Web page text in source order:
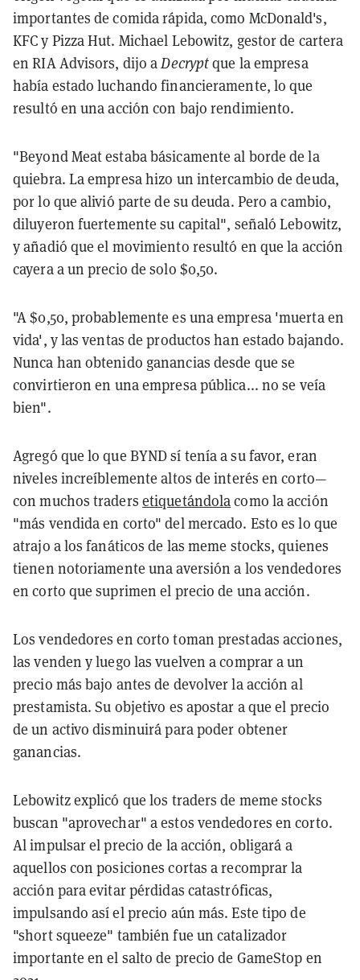
importantes de comida rápida, como McDonald's,
KFC y Pizza Hut. Michael Lebowitz, gestor de cartera
en RIA Advisors, dijo aDecryptque la empresa
había estado luchando financieramente, lo que
resultó en una acción con bajo rendimiento.
"Beyond Meat estaba básicamente al borde de la
quiebra. La empresa hizo un intercambio de deuda,
por lo que alivió parte de su deuda. Pero a cambio,
diluyeron fuertemente su capital", señaló Lebowitz,
y añadió que el movimiento resultó en que la acción
cayera a un precio de solo $0,50.
"A $0,50, probablemente es una empresa 'muerta en
vida', y las ventas de productos han estado bajando.
Nunca han obtenido ganancias desde que se
convirtieron en una empresa pública... no se veía
bien".
Agregó que lo que BYND sí tenía a su favor, eran
niveles increíblemente altos de interés en corto—
con muchos traders etiquetándolacomo la acción
"más vendida en corto" del mercado. Esto es lo que
atrajo a los fanáticos de las meme stocks, quienes
tienen notoriamente una aversión a los vendedores
en corto que suprimen el precio de una acción.
Los vendedores en corto toman prestadas acciones,
las venden y luego las vuelven a comprar a un
precio más bajo antes de devolver la acción al
prestamista. Su objetivo es apostar a que el precio
de un activo disminuirá para poder obtener
ganancias.
Lebowitz explicó que los traders de meme stocks
buscan "aprovechar" a estos vendedores en corto.
Al impulsar el precio de la acción, obligará a
aquellos con posiciones cortas a recomprar la
acción para evitar pérdidas catastróficas,
impulsando así el precio aún más. Este tipo de
"short squeeze" también fue un catalizador
importante en el salto de precio de GameStop en